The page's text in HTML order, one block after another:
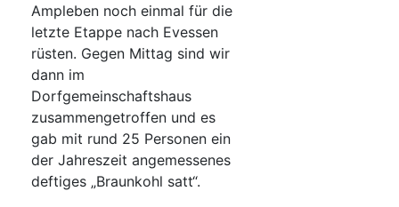
Ampleben noch einmal für die
letzte Etappe nach Evessen
rüsten. Gegen Mittag sind wir
dann im
Dorfgemeinschaftshaus
zusammengetroffen und es
gab mit rund 25 Personen ein
der Jahreszeit angemessenes
deftiges „Braunkohl satt“.